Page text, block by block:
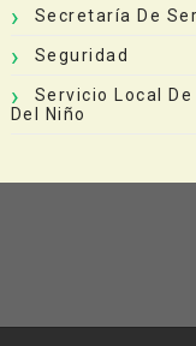
Secretaría De
Seguridad
Servicio Local
Del Niño